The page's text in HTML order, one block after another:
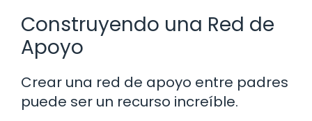
Construyendo una Red de
Apoyo
Crear una red de apoyo entre padres
puede ser un recurso increíble.